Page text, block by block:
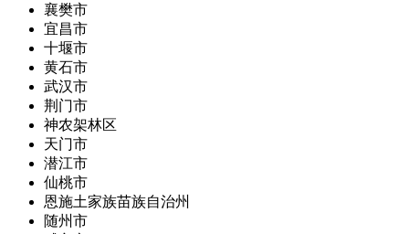
襄樊市
宜昌市
十堰市
黄石市
武汉市
荆门市
神农架林区
天门市
潜江市
仙桃市
恩施土家族苗族自治州
随州市